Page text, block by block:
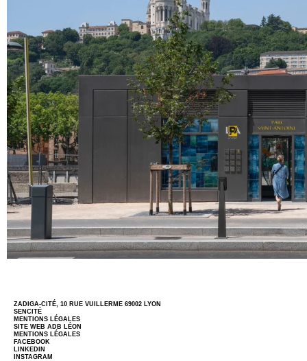
ZADIGA-CITÉ, 10 RUE VUILLERME 69002 LYON
SENCITÉ
MENTIONS LÉGALES
SITE WEBADB LÉON
MENTIONS LÉGALES
FACEBOOK
LINKEDIN
INSTAGRAM